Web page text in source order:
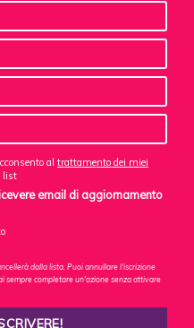
al trattamento dei miei
list
email di aggiornamento
dalla lista. Puoi annullare l'iscrizione
sempre completare un'azione senza attivare